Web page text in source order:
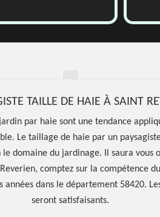
TAILLE DE HAIE À SAINT
par haie sont une tendance
Le taillage de haie par un
domaine du jardinage. Il saura vous
comptez sur la compétence
années dans le département 58420.
seront satisfaisants.